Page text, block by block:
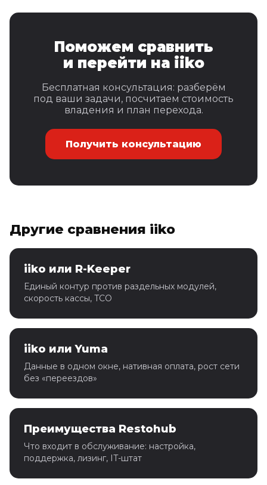
Поможем сравнить
и перейти на iiko
Бесплатная консультация: разберём
под ваши задачи, посчитаем стоимость
владения и план перехода.
Получить консультацию
Другие сравнения iiko
iiko или R-Keeper
Единый контур против раздельных модулей,
скорость кассы, TCO
iiko или Yuma
Данные в одном окне, нативная оплата, рост сети
без «переездов»
Преимущества Restohub
Что входит в обслуживание: настройка,
поддержка, лизинг, IT-штат